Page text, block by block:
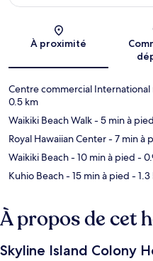
À proximité
Centre commercial International
0.5 km
Waikiki Beach Walk- 5 min à pied
Royal Hawaiian Center- 7 min à
Waikiki Beach- 10 min à pied -
Kuhio Beach- 15 min à pied - 1.3
À propos de cet
Skyline Island Colony